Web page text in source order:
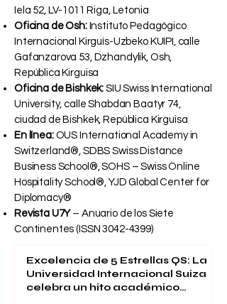
Iela 52, LV-1011 Riga, Letonia
Oficina de Osh:Instituto Pedagógico
Internacional Kirguís-Uzbeko KUIPI, calle
Gafanzarova 53, Dzhandylik, Osh,
República Kirguisa
Oficina de Bishkek: SIU Swiss International
University, calle Shabdan Baatyr 74,
ciudad de Bishkek, República Kirguisa
En línea:OUS International Academy in
Switzerland®, SDBS Swiss Distance
Business School®, SOHS – Swiss Online
Hospitality School®, YJD Global Center for
Diplomacy®
Revista U7Y– Anuario de los Siete
Continentes (ISSN3042-4399)
Excelencia de 5 Estrellas QS: La
Universidad Internacional Suiza
celebra un hito académico